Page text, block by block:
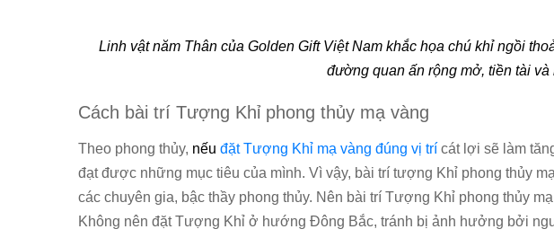
Linh vật năm Thân của Golden Gift Việt Nam khắc họa chú khỉ ngồi
đường quan ấn rộng mở, tiền tài và
Cách bài trí Tượng Khỉ phong thủy mạ vàng
Theo phong thủy, nếu đặt Tượng Khỉ mạ vàng đúng vị trí cát lợi sẽ làm
đạt được những mục tiêu của mình. Vì vậy, bài trí tượng Khỉ phong thủy
các chuyên gia, bậc thầy phong thủy. Nên bài trí Tượng Khỉ phong thủy
Không nên đặt Tượng Khỉ ở hướng Đông Bắc, tránh bị ảnh hưởng bởi